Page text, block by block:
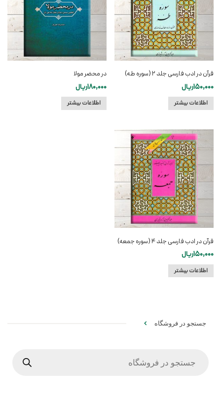
قرآن در ادب فارسی جلد ۲ (سوره طه)
150,000ریال
اطلاعات بیشتر
در محضر مولا
180,000ریال
اطلاعات بیشتر
قرآن در ادب فارسی جلد ۴ (سوره جمعه)
150,000ریال
اطلاعات بیشتر
جستجو در فروشگاه